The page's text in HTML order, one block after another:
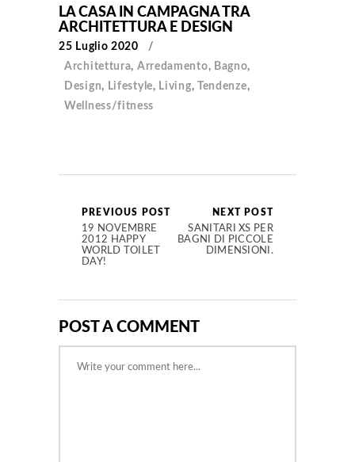
LA CASA IN CAMPAGNA TRA
ARCHITETTURA E DESIGN
25 Luglio 2020
Architettura, Arredamento, Bagno,
Design, Lifestyle, Living, Tendenze,
Wellness/fitness
PREVIOUS POST
19 NOVEMBRE
2012 HAPPY
WORLD TOILET
DAY!
NEXT POST
SANITARI XS PER
BAGNI DI PICCOLE
DIMENSIONI.
POST A COMMENT